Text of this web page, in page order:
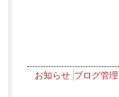
お知らせ ブログ管